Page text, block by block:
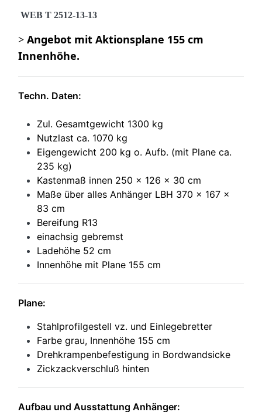
WEB T 2512-13-13
> Angebot mit Aktionsplane 155 cm
Innenhöhe.
Techn. Daten:
Zul. Gesamtgewicht 1300 kg
Nutzlast ca. 1070 kg
Eigengewicht 200 kg o. Aufb. (mit Plane ca.
235 kg)
Kastenmaß innen 250 x 126 x 30 cm
Maße über alles Anhänger LBH 370 x 167 x
83 cm
Bereifung R13
einachsig gebremst
Ladehöhe 52 cm
Innenhöhe mit Plane 155 cm
Plane:
Stahlprofilgestell vz. und Einlegebretter
Farbe grau, Innenhöhe 155 cm
Drehkrampenbefestigung in Bordwandsicke
Zickzackverschluß hinten
Aufbau und Ausstattung Anhänger: